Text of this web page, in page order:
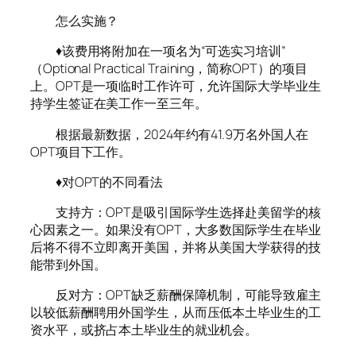
怎么实施？
♦该费用将附加在一项名为“可选实习培训”
（Optional Practical Training，简称OPT）的项目
上。OPT是一项临时工作许可，允许国际大学毕业生
持学生签证在美工作一至三年。
根据最新数据，2024年约有41.9万名外国人在
OPT项目下工作。
♦对OPT的不同看法
支持方：OPT是吸引国际学生选择赴美留学的核
心因素之一。如果没有OPT，大多数国际学生在毕业
后将不得不立即离开美国，并将从美国大学获得的技
能带到外国。
反对方：OPT缺乏薪酬保障机制，可能导致雇主
以较低薪酬聘用外国学生，从而压低本土毕业生的工
资水平，或挤占本土毕业生的就业机会。